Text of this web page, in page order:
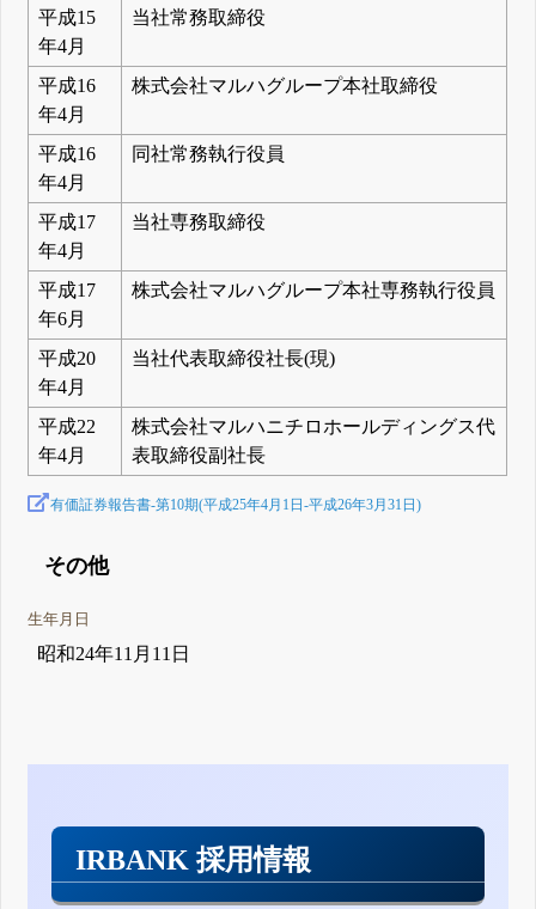
平成15
年4月
当社常務取締役
平成16
年4月
株式会社マルハグループ本社取締役
平成16
年4月
同社常務執行役員
平成17
年4月
当社専務取締役
平成17
年6月
株式会社マルハグループ本社専務執行役員
平成20
年4月
当社代表取締役社長(現)
平成22
年4月
株式会社マルハニチロホールディングス代
表取締役副社長
有価証券報告書-第10期(平成25年4月1日-平成26年3月31日)
その他
生年月日
昭和24年11月11日
IRBANK 採用情報